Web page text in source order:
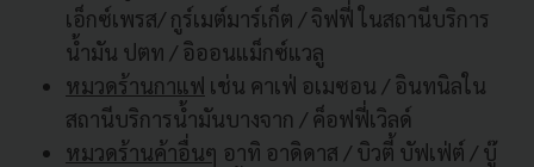
เอ็กซ์เพรส/ กูร์เมต์มาร์เก็ต / จิฟฟี่ ในสถานีบริการ
น้ำมัน ปตท / อิออนแม็กซ์แวลู
หมวดร้านกาแฟ เช่น คาเฟ่ อเมซอน / อินทนิลใน
สถานีบริการน้ำมันบางจาก / ค็อฟฟี่เวิลด์
หมวดร้านค้าอื่นๆ อาทิ อาดิดาส / บิวตี้ บัฟเฟ่ต์ / บู๊